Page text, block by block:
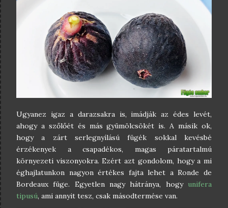
Ugyanez igaz a darazsakra is, imádják az édes levét,
ahogy a szőlőét és más gyümölcsökét is. A másik ok,
hogy a zárt serlegnyílású fügék sokkal kevésbé
érzékenyek a csapadékos, magas páratartalmú
környezeti viszonyokra. Ezért azt gondolom, hogy a mi
éghajlatunkon nagyon értékes fajta lehet a Ronde de
Bordeaux füge. Egyetlen nagy hátránya, hogy unifera
tipusú, ami annyit tesz, csak másodtermése van.